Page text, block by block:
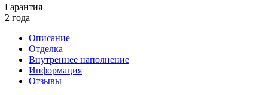
Гарантия
2 года
Описание
Отделка
Внутреннее наполнение
Информация
Отзывы